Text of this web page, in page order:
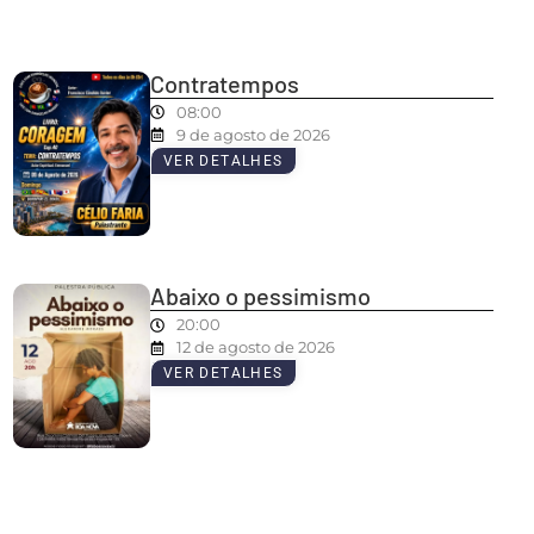
Contratempos
08:00
9 de agosto de 2026
VER DETALHES
Abaixo o pessimismo
20:00
12 de agosto de 2026
VER DETALHES